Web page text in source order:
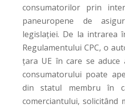
consumatorilor prin
paneuropene de
legislației. De la intrarea
Regulamentului CPC, o
țara UE în care se aduce
consumatorului poate
din statul membru în
comerciantului, solicitând